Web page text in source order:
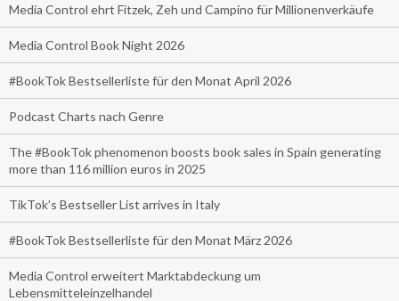
Media Control ehrt Fitzek, Zeh und Campino für Millionenverkäufe
Media Control Book Night 2026
#BookTok Bestsellerliste für den Monat April 2026
Podcast Charts nach Genre
The #BookTok phenomenon boosts book sales in Spain generating
more than 116 million euros in 2025
TikTok’s Bestseller List arrives in Italy
#BookTok Bestsellerliste für den Monat März 2026
Media Control erweitert Marktabdeckung um
Lebensmitteleinzelhandel